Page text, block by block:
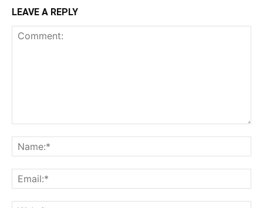
LEAVE A REPLY